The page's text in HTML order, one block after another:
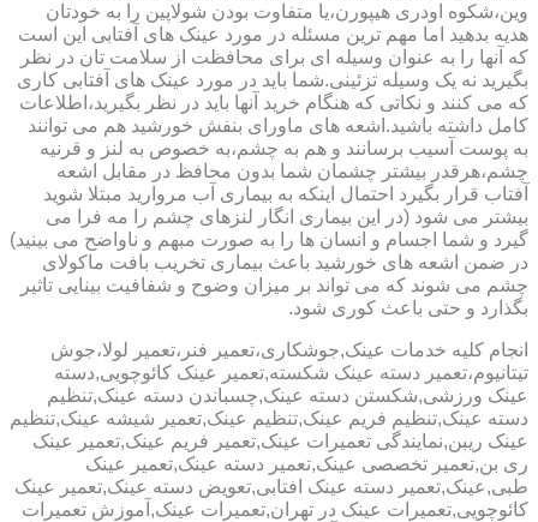
وین،شکوه اودری هیپورن،یا متفاوت بودن شولاپین را به خودتان
هدیه بدهید اما مهم ترین مسئله در مورد عینک های آفتابی این است
که آنها را به عنوان وسیله ای برای محافظت از سلامت تان در نظر
بگیرید نه یک وسیله تزئینی.شما باید در مورد عینک های آفتابی کاری
که می کنند و نکاتی که هنگام خرید آنها باید در نظر بگیرید،اطلاعات
کامل داشته باشید.اشعه های ماورای بنفش خورشید هم می توانند
به پوست آسیب برسانند و هم به چشم،به خصوص به لنز و قرنیه
چشم،هرقدر بیشتر چشمان شما بدون محافظ در مقابل اشعه
آفتاب قرار بگیرد احتمال اینکه به بیماری آب مروارید مبتلا شوید
بیشتر می شود (در این بیماری انگار لنزهای چشم را مه فرا می
گیرد و شما اجسام و انسان ها را به صورت مبهم و ناواضح می بینید)
در ضمن اشعه های خورشید باعث بیماری تخریب بافت ماکولای
چشم می شوند که می تواند بر میزان وضوح و شفافیت بینایی تاثیر
بگذارد و حتی باعث کوری شود.
انجام کلیه خدمات عینک,جوشکاری،تعمیر فنر،تعمیر لولا،جوش
تیتانیوم،تعمیر دسته عینک شکسته,تعمیر عینک کائوچویی,دسته
عینک ورزشی,شکستن دسته عینک,چسباندن دسته عینک,تنظیم
دسته عینک,تنظیم فریم عینک,تنظیم عینک,تعمیر شیشه عینک,تنظیم
عینک ریبن,نمایندگی تعمیرات عینک,تعمیر فریم عینک,تعمیر عینک
ری بن,تعمیر تخصصی عینک,تعمیر دسته عینک,تعمیر عینک
طبی,عینک,تعمیر دسته عینک افتابی,تعویض دسته عینک,تعمیر عینک
کائوچویی,تعمیرات عینک در تهران,تعمیرات عینک,آموزش تعمیرات